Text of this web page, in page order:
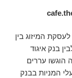
המיזוג בין
בנק איגוד
הוגשו עררים
המניות בבנק